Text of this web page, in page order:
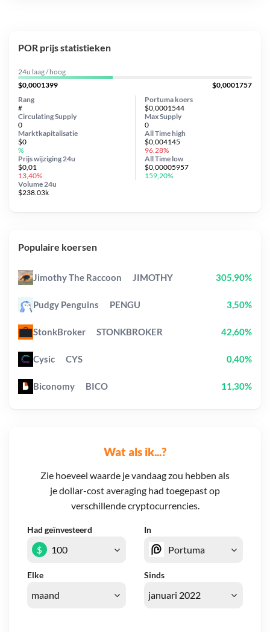
Wat als ik...?
Zie hoeveel waarde je vandaag zou hebben als
je dollar-cost averaging had toegepast op
verschillende cryptocurrencies.
Had geïnvesteerd In
Elke Sinds
$
POR prijs statistieken
24u laag / hoog
$0,0001399
$0,0001757
Portuma koers
$0,0001544
Circulating Supply
0
Prijs wijziging 24u
$0,01
13,40%
Max Supply
0
Marktkapitalisatie
$0
%
Volume 24u
$238.03k
Rang
#
All Timehigh
$0,004145
96,28%
All Time low
$0,00005957
159,20%
Populaire koersen
Jimothy The Raccoon JIMOTHY 305,90%
Pudgy Penguins PENGU 3,50%
StonkBroker STONKBROKER 42,60%
Cysic CYS 0,40%
Biconomy BICO 11,30%